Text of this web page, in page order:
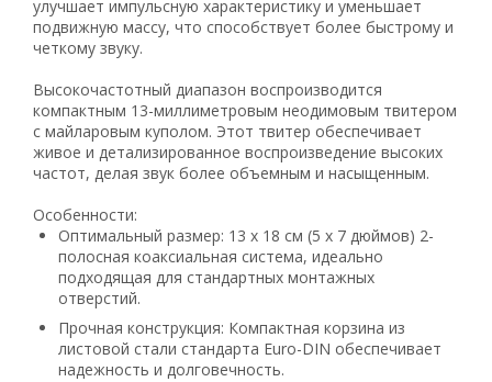
90
19
63
улучшает импульсную характеристику и уменьшает
подвижную массу, что способствует более быстрому и
четкому звуку.
Высокочастотный диапазон воспроизводится
компактным 13-миллиметровым неодимовым твитером
с майларовым куполом. Этот твитер обеспечивает
живое и детализированное воспроизведение высоких
частот, делая звук более объемным и насыщенным.
Особенности:
Оптимальный размер: 13 x 18 см (5 x 7 дюймов) 2-
полосная коаксиальная система, идеально
подходящая для стандартных монтажных
отверстий.
Прочная конструкция: Компактная корзина из
листовой стали стандарта Euro-DIN обеспечивает
надежность и долговечность.